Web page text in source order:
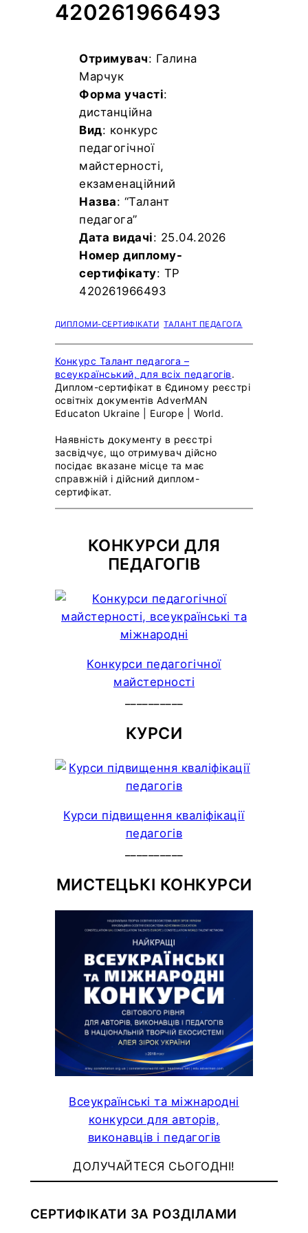
420261966493
Отримувач: Галина
Марчук
Форма участі:
дистанційна
Вид: конкурс
педагогічної
майстерності,
екзаменаційний
Назва: “Талант
педагога”
Дата видачі: 25.04.2026
Номер диплому-
сертифікату: TP
420261966493
ДИПЛОМИ-СЕРТИФІКАТИ ТАЛАНТ ПЕДАГОГА
Конкурс Талант педагога –
всеукраїнський, для всіх педагогів.
Диплом-сертифікат в Єдиному реєстрі
освітніх документів AdverMAN
Educaton Ukraine | Europe | World.
Наявність документу в реєстрі
засвідчує, що отримувач дійсно
посідає вказане місце та має
справжній і дійсний диплом-
сертифікат.
КОНКУРСИ ДЛЯ
ПЕДАГОГІВ
Конкурси педагогічної
майстерності
КУРСИ
Курси підвищення кваліфікації
педагогів
МИСТЕЦЬКІ КОНКУРСИ
Всеукраїнські та міжнародні
конкурси для авторів,
виконавців і педагогів
ДОЛУЧАЙТЕСЯ СЬОГОДНІ!
СЕРТИФІКАТИ ЗА РОЗДІЛАМИ